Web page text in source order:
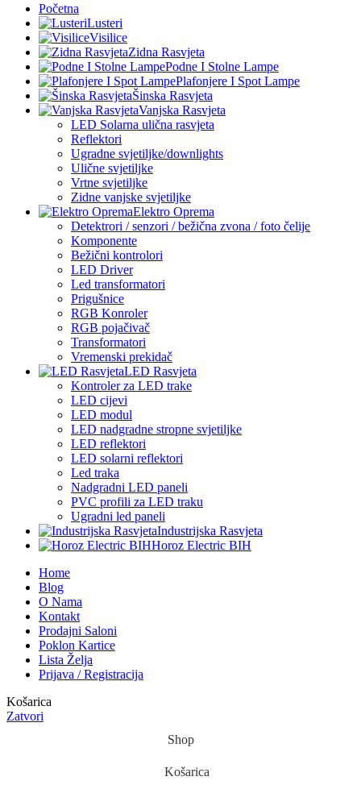
Početna
Lusteri
Visilice
Zidna Rasvjeta
Podne I Stolne Lampe
Plafonjere I Spot Lampe
Šinska Rasvjeta
Vanjska Rasvjeta
LED Solarna ulična rasvjeta
Reflektori
Ugradne svjetiljke/downlights
Ulične svjetiljke
Vrtne svjetiljke
Zidne vanjske svjetiljke
Elektro Oprema
Detektrori / senzori / bežična zvona / foto čelije
Komponente
Bežični kontrolori
LED Driver
Led transformatori
Prigušnice
RGB Konroler
RGB pojačivač
Transformatori
Vremenski prekidač
LED Rasvjeta
Kontroler za LED trake
LED cijevi
LED modul
LED nadgradne stropne svjetiljke
LED reflektori
LED solarni reflektori
Led traka
Nadgradni LED paneli
PVC profili za LED traku
Ugradni led paneli
Industrijska Rasvjeta
Horoz Electric BIH
Home
Blog
O Nama
Kontakt
Prodajni Saloni
Poklon Kartice
Lista Želja
Prijava / Registracija
Košarica
Zatvori
Shop
Košarica